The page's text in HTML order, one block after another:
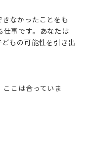
なかったことをも
仕事です。あなたは
もの可能性を引き出
こは合っていま